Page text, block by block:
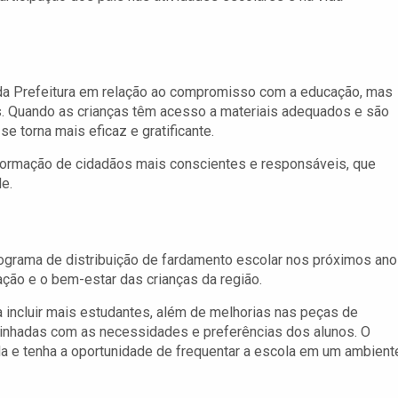
Prefeitura em relação ao compromisso com a educação, mas
as crianças têm acesso a materiais adequados e são
torna mais eficaz e gratificante.
de cidadãos mais conscientes e responsáveis, que
de distribuição de fardamento escolar nos próximos
e o bem-estar das crianças da região.
mais estudantes, além de melhorias nas peças de
com as necessidades e preferências dos alunos. O
tenha a oportunidade de frequentar a escola em um